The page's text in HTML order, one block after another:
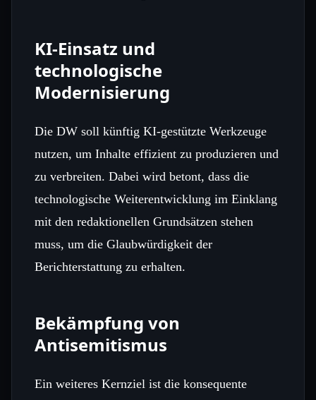
KI‑Einsatz und
technologische
Modernisierung
Die DW soll künftig KI‑gestützte Werkzeuge
nutzen, um Inhalte effizient zu produzieren und
zu verbreiten. Dabei wird betont, dass die
technologische Weiterentwicklung im Einklang
mit den redaktionellen Grundsätzen stehen
muss, um die Glaubwürdigkeit der
Berichterstattung zu erhalten.
Bekämpfung von
Antisemitismus
Ein weiteres Kernziel ist die konsequente